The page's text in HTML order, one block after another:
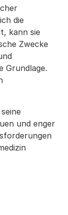
die
kann sie
Zwecke
Grundlage.
und enger